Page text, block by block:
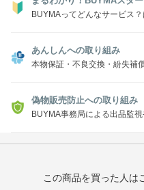
BUYMAってどんなサービス
あんしんへの取り組み
本物保証・不良交換・紛失補
偽物販売防止への取り組み
BUYMA事務局による出品監
この商品を買った人は